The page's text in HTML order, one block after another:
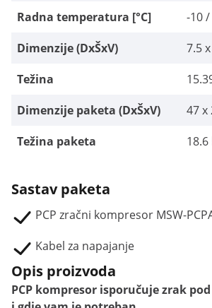
Radna temperatura [°C]
-10
Dimenzije (DxŠxV)
7.5
Težina
Dimenzije paketa (DxŠxV)
47 x
Težina paketa
18.6
Sastav paketa
PCP zračni kompresor MSW-
Kabel za napajanje
Opis proizvoda
PCP kompresor isporučuje zrak